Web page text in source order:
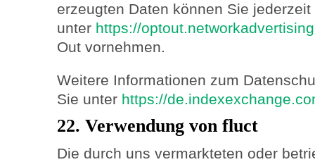
erzeugten Daten können Sie
unter https://
Out vornehmen.
Weitere Informationen zum
Sie unter https://
22. Verwendung von fluct
Die durch uns vermarkteten oder